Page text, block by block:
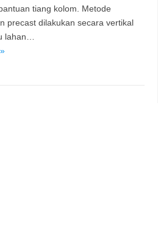
tiang kolom. Metode
precast dilakukan secara vertikal
lahan…